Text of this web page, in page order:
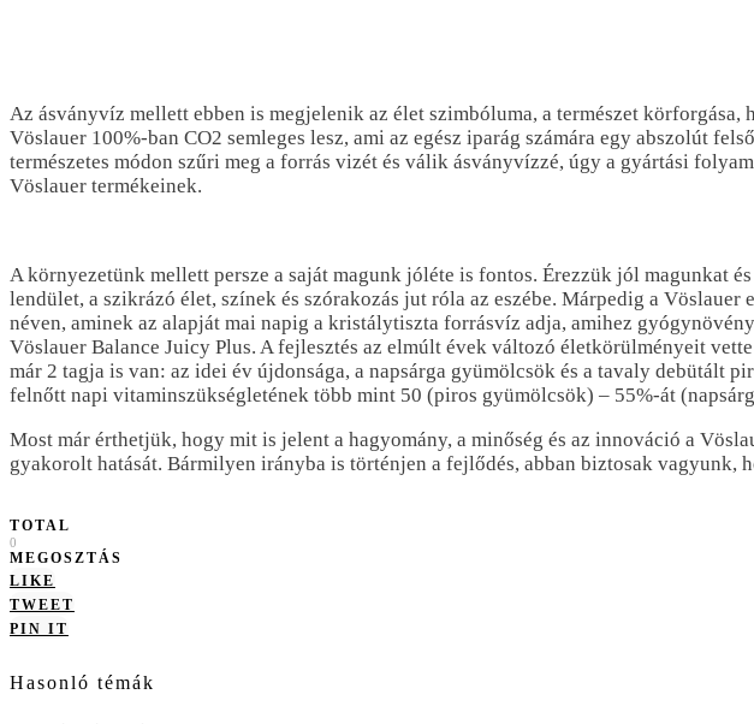
Az ásványvíz mellett ebben is megjelenik az élet szimbóluma, a természet
Vöslauer 100%-ban CO2 semleges lesz, ami az egész iparág számára egy abszolút
természetes módon szűri meg a forrás vizét és válik ásványvízzé, úgy a gyártási
Vöslauer termékeinek.
A környezetünk mellett persze a saját magunk jóléte is fontos. Érezzük jól magunkat
lendület, a szikrázó élet, színek és szórakozás jut róla az eszébe. Márpedig a
néven, aminek az alapját mai napig a kristálytiszta forrásvíz adja, amihez
Vöslauer Balance Juicy Plus. A fejlesztés az elmúlt évek változó életkörülményeit
már 2 tagja is van: az idei év újdonsága, a napsárga gyümölcsök és a tavaly
felnőtt napi vitaminszükségletének több mint 50 (piros gyümölcsök) – 55%-át
Most már érthetjük, hogy mit is jelent a hagyomány, a minőség és az innováció a
gyakorolt hatását. Bármilyen irányba is történjen a fejlődés, abban biztosak vagyunk,
TOTAL
0
MEGOSZTÁS
LIKE
TWEET
PIN IT
Hasonló témák